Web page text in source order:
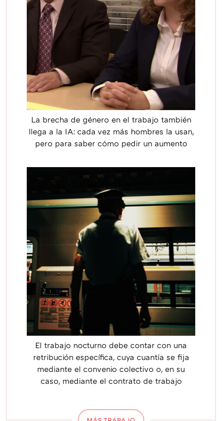
La brecha de género en el trabajo también
llega a la IA: cada vez más hombres la usan,
pero para saber cómo pedir un aumento
El trabajo nocturno debe contar con una
retribución específica, cuya cuantía se fija
mediante el convenio colectivo o, en su
caso, mediante el contrato de trabajo